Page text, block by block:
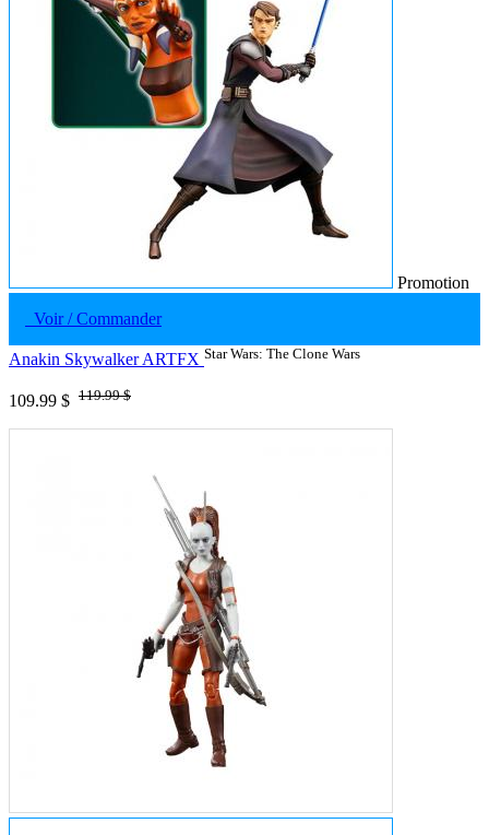
Promotion
Voir / Commander
Anakin Skywalker ARTFX Star Wars: The Clone Wars
109.99 $ 119.99 $